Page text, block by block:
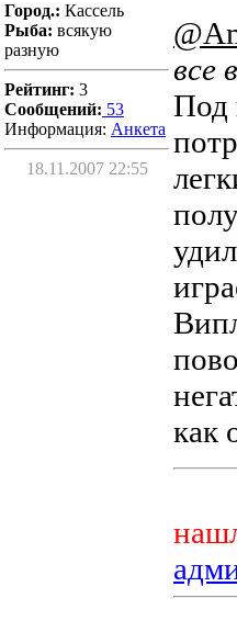
Город.: Кассель
Рыба: всякую
разную
Рейтинг: 3
Сообщений: 53
Информация: Aнкета
18.11.2007 22:55
все
Под
как